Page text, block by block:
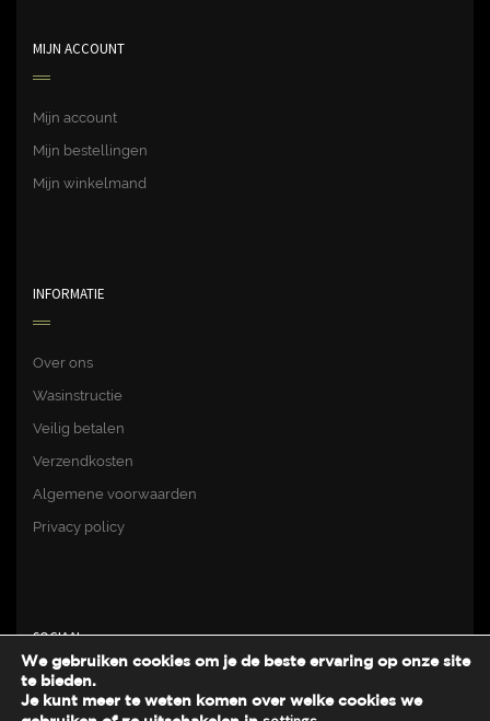
MIJN ACCOUNT
Mijn account
Mijn bestellingen
Mijn winkelmand
INFORMATIE
Over ons
Wasinstructie
Veilig betalen
Verzendkosten
Algemene voorwaarden
Privacy policy
SOCIAAL
Facebook
We gebruiken cookies om je de beste ervaring op onze site
te bieden.
Je kunt meer te weten komen over welke cookies we